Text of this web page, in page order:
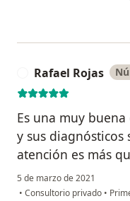
Rafael Rojas
Es una muy
y sus diagnósticos
atención es más
5 de marzo de 2021
• Consultorio privado •